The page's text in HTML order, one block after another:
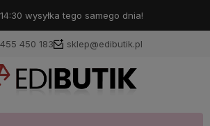
wysyłka tego samego dnia!
450 183 sklep@edibutik.pl